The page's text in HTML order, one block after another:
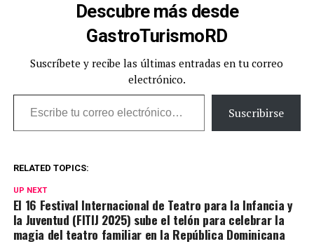
Descubre más desde
GastroTurismoRD
Suscríbete y recibe las últimas entradas en tu correo
electrónico.
Escribe tu correo electrónico…
Suscribirse
RELATED TOPICS:
UP NEXT
El 16 Festival Internacional de Teatro para la Infancia y
la Juventud (FITIJ 2025) sube el telón para celebrar la
magia del teatro familiar en la República Dominicana